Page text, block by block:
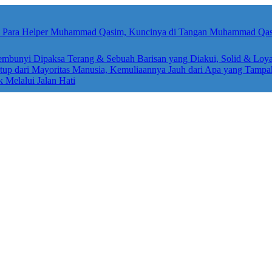
Dipaksa Terang & Sebuah Barisan yang Diakui, Solid &
dari Mayoritas Manusia, Kemuliaannya Jauh dari Apa yang
Melalui Jalan Hati